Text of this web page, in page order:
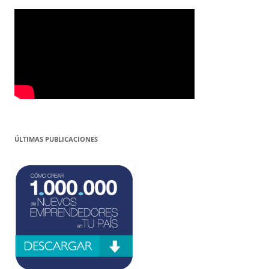
ÚLTIMAS PUBLICACIONES